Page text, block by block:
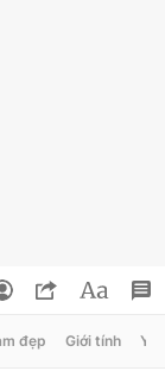
đẹp Giới tính Y